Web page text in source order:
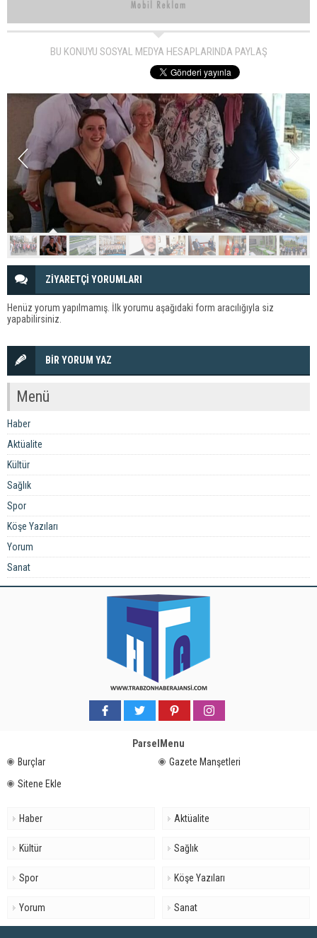
BU KONUYU SOSYAL MEDYA HESAPLARINDA PAYLAŞ
ZİYARETÇİ YORUMLARI
Henüz yorum yapılmamış. İlk yorumu aşağıdaki form aracılığıyla siz
yapabilirsiniz.
BİR YORUM YAZ
Menü
Haber
Aktüalite
Kültür
Sağlık
Spor
Köşe Yazıları
Yorum
Sanat
ParselMenu
Burçlar
Gazete Manşetleri
Sitene Ekle
Haber Aktüalite
Kültür Sağlık
Spor Köşe Yazıları
Yorum Sanat